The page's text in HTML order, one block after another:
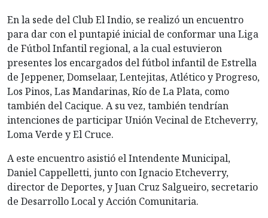
En la sede del Club El Indio, se realizó un encuentro
para dar con el puntapié inicial de conformar una Liga
de Fútbol Infantil regional, a la cual estuvieron
presentes los encargados del fútbol infantil de Estrella
de Jeppener, Domselaar, Lentejitas, Atlético y Progreso,
Los Pinos, Las Mandarinas, Río de La Plata, como
también del Cacique. A su vez, también tendrían
intenciones de participar Unión Vecinal de Etcheverry,
Loma Verde y El Cruce.
A este encuentro asistió el Intendente Municipal,
Daniel Cappelletti, junto con Ignacio Etcheverry,
director de Deportes, y Juan Cruz Salgueiro, secretario
de Desarrollo Local y Acción Comunitaria.